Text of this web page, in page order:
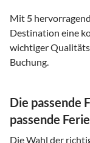
Mit5
Destination eine
wichtiger
Buchung.
Die passende
passende
Die Wahl der